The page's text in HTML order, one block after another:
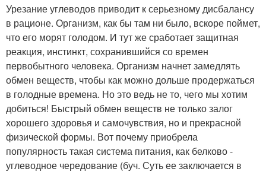
Урезание углеводов приводит к серьезному дисбалансу
в рационе. Организм, как бы там ни было, вскоре поймет,
что его морят голодом. И тут же сработает защитная
реакция, инстинкт, сохранившийся со времен
первобытного человека. Организм начнет замедлять
обмен веществ, чтобы как можно дольше продержаться
в голодные времена. Но это ведь не то, чего мы хотим
добиться! Быстрый обмен веществ не только залог
хорошего здоровья и самочувствия, но и прекрасной
физической формы. Вот почему приобрела
популярность такая система питания, как белково -
углеводное чередование (буч. Суть ее заключается в